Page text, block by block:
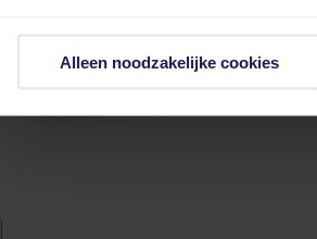
Alleen noodzakelijke cookies